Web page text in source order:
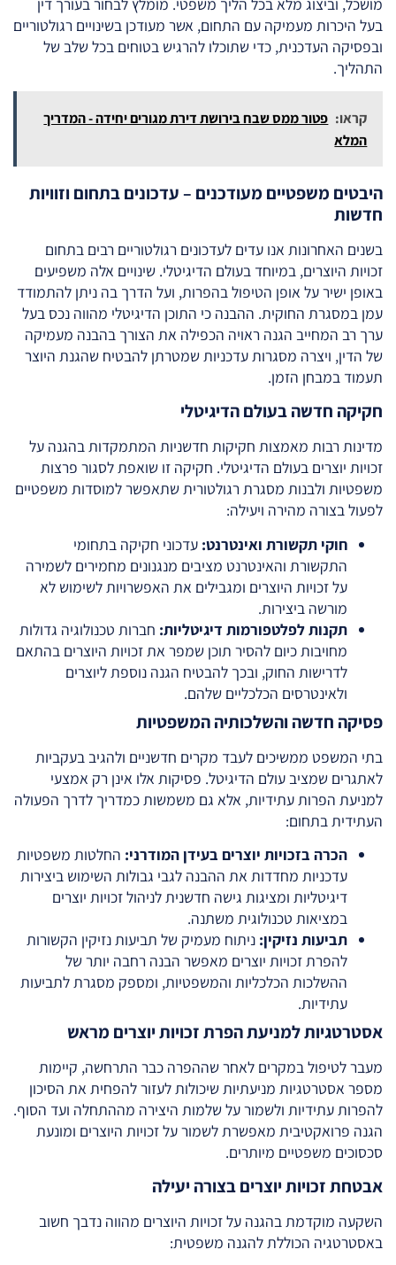
בעל היכרות מעמיקה עם התחום, אשר מעודכן בשינויים רגולטוריים
ובפסיקה העדכנית, כדי שתוכלו להרגיש בטוחים בכל שלב של
התהליך.
קראו: פטור ממס שבח בירושת דירת מגורים יחידה - המדריך
המלא
היבטים משפטיים מעודכנים – עדכונים בתחום וזוויות
חדשות
בשנים האחרונות אנו עדים לעדכונים רגולטוריים רבים בתחום
זכויות היוצרים, במיוחד בעולם הדיגיטלי. שינויים אלה משפיעים
באופן ישיר על אופן הטיפול בהפרות, ועל הדרך בה ניתן להתמודד
עמן במסגרת החוקית. ההבנה כי התוכן הדיגיטלי מהווה נכס בעל
ערך רב המחייב הגנה ראויה הכפילה את הצורך בהבנה מעמיקה
של הדין, ויצרה מסגרות עדכניות שמטרתן להבטיח שהגנת היוצר
תעמוד במבחן הזמן.
חקיקה חדשה בעולם הדיגיטלי
מדינות רבות מאמצות חקיקות חדשניות המתמקדות בהגנה על
זכויות יוצרים בעולם הדיגיטלי. חקיקה זו שואפת לסגור פרצות
משפטיות ולבנות מסגרת רגולטורית שתאפשר למוסדות משפטיים
לפעול בצורה מהירה ויעילה:
חוקי תקשורת ואינטרנט: עדכוני חקיקה בתחומי
התקשורת והאינטרנט מציבים מנגנונים מחמירים לשמירה
על זכויות היוצרים ומגבילים את האפשרויות לשימוש לא
מורשה ביצירות.
תקנות לפלטפורמות דיגיטליות: חברות טכנולוגיה גדולות
מחויבות כיום להסיר תוכן שמפר את זכויות היוצרים בהתאם
לדרישות החוק, ובכך להבטיח הגנה נוספת ליוצרים
ולאינטרסים הכלכליים שלהם.
פסיקה חדשה והשלכותיה המשפטיות
בתי המשפט ממשיכים לעבד מקרים חדשניים ולהגיב בעקביות
לאתגרים שמציב עולם הדיגיטל. פסיקות אלו אינן רק אמצעי
למניעת הפרות עתידיות, אלא גם משמשות כמדריך לדרך הפעולה
העתידית בתחום:
הכרה בזכויות יוצרים בעידן המודרני: החלטות משפטיות
עדכניות מחדדות את ההבנה לגבי גבולות השימוש ביצירות
דיגיטליות ומציגות גישה חדשנית לניהול זכויות יוצרים
במציאות טכנולוגית משתנה.
תביעות נזיקין: ניתוח מעמיק של תביעות נזיקין הקשורות
להפרת זכויות יוצרים מאפשר הבנה רחבה יותר של
ההשלכות הכלכליות והמשפטיות, ומספק מסגרת לתביעות
עתידיות.
אסטרטגיות למניעת הפרת זכויות יוצרים מראש
מעבר לטיפול במקרים לאחר שההפרה כבר התרחשה, קיימות
מספר אסטרטגיות מניעתיות שיכולות לעזור להפחית את הסיכון
להפרות עתידיות ולשמור על שלמות היצירה מההתחלה ועד הסוף.
הגנה פרואקטיבית מאפשרת לשמור על זכויות היוצרים ומונעת
סכסוכים משפטיים מיותרים.
אבטחת זכויות יוצרים בצורה יעילה
השקעה מוקדמת בהגנה על זכויות היוצרים מהווה נדבך חשוב
באסטרטגיה הכוללת להגנה משפטית: